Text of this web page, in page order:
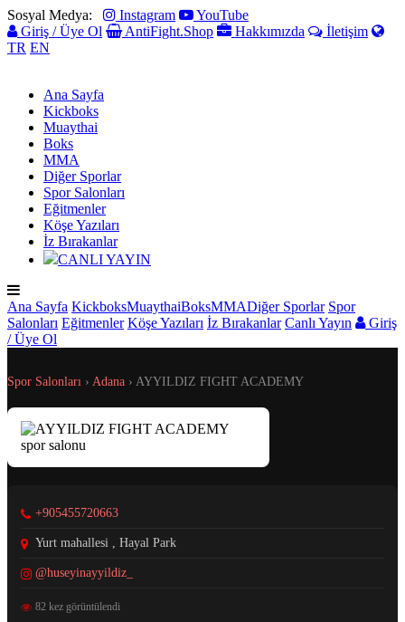
Sosyal Medya: Instagram
YouTube
Giriş / Üye Ol
AntiFight.Shop Hakkımızda
İletişim
TR EN
Ana Sayfa
Kickboks
Muaythai
Boks
MMA
Diğer Sporlar
Spor Salonları
Eğitmenler
Köşe Yazıları
İz Bırakanlar
CANLI YAYIN
Ana Sayfa KickboksMuaythaiBoksMMADiğer Sporlar Spor
Salonları Eğitmenler Köşe Yazıları İz Bırakanlar Canlı Yayın
Giriş
/ Üye Ol
Spor Salonları › Adana › AYYILDIZ FIGHT ACADEMY
+905455720663
Yurt mahallesi , Hayal Park
@huseyinayyildiz_
82 kez görüntülendi